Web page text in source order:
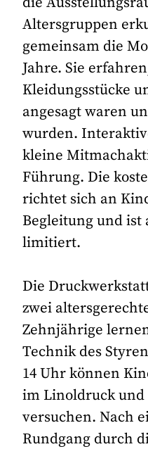
Altersgruppen
gemeinsam die
Jahre. Sie
Kleidungsstücke
angesagt waren
wurden.
kleine
Führung. Die
richtet sich an
Begleitung und ist
limitiert.
Die
zwei
Zehnjährige
Technik des
14 Uhr können
im Linoldruck
versuchen. Nach
Rundgang durch